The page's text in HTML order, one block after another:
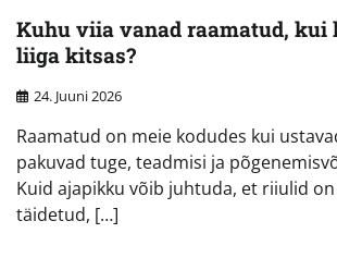
Kuhu viia vanad raamatud, kui
liiga kitsas?
24. Juuni 2026
Raamatud on meie kodudes kui
pakuvad tuge, teadmisi ja
Kuid ajapikku võib juhtuda, et riiulid
täidetud, […]